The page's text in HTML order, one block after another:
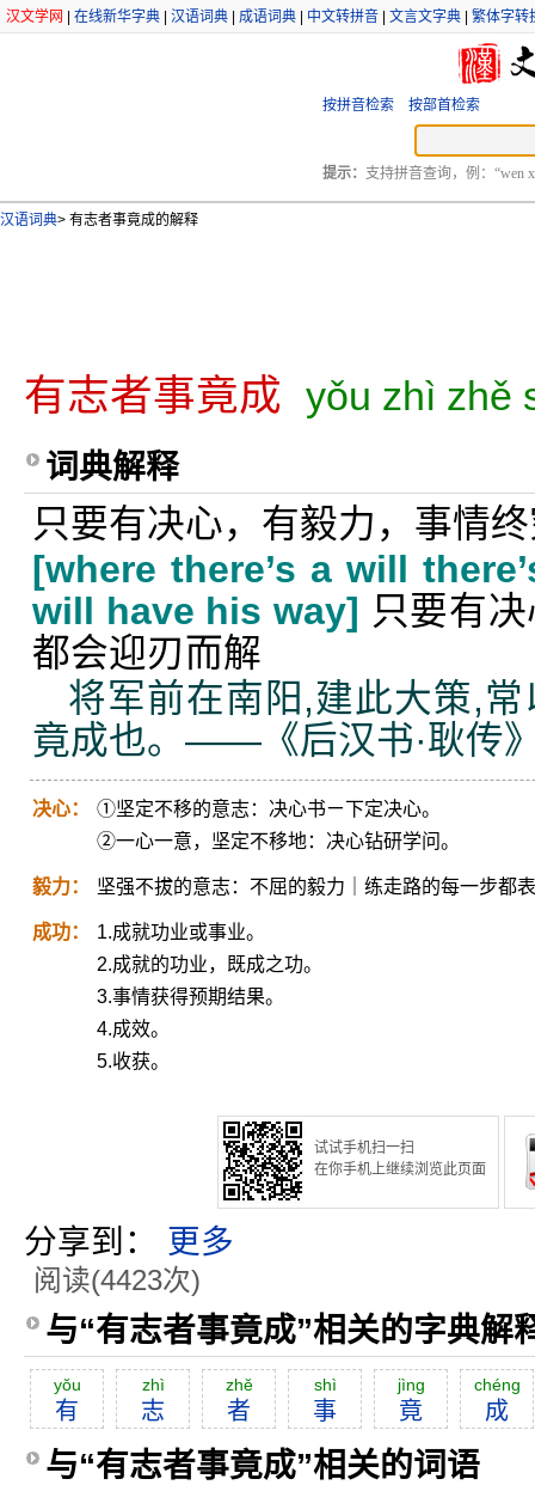
汉文学网 在线新华字典 汉语词典 成语词典 中文转拼音 文言文字典 繁体字转
按拼音检索 按部首检索
提示： 支持拼音查询，例：“wen
汉语词典> 有志者事竟成的解释
有志者事竟成 yǒu zhì zhě
词典解释
只要有决心，有毅力，事情
[where there’s a will
will have his way] 只要有
都会迎刃而解
将军前在南阳,建此大策,
竟成也。——《后汉书·耿传
决心：
①坚定不移的意志：决心书ㄧ下定决心。
②一心一意，坚定不移地：决心钻研学问。
毅力： 坚强不拔的意志：不屈的毅力｜练走路的每一步都
成功：
1.成就功业或事业。
2.成就的功业，既成之功。
3.事情获得预期结果。
4.成效。
5.收获。
试试手机扫一扫
在你手机上继续浏览此页面
分享到： 更多
阅读(4423次)
与“有志者事竟成”相关的字典解
yŏu
有
zhì
志
zhĕ
者
shì
事
jìng
竟
chéng
成
与“有志者事竟成”相关的词语